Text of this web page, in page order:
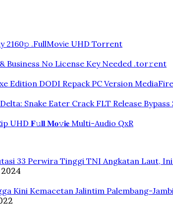
2160𝚙 .FullMov𝗂e UHD Torrent
Business No License Key Needed .tоr𝚛еnt
Edition DODI Repack PC Version
Snake Eater Crack FLT Release
UHD 𝐅𝚞𝐥𝐥 𝐌𝐨𝚟𝐢𝐞 Multi-Audio QxR
33 Perwira Tinggi TNI Angkatan Laut,
2024
Kini Kemacetan Jalintim Palembang-